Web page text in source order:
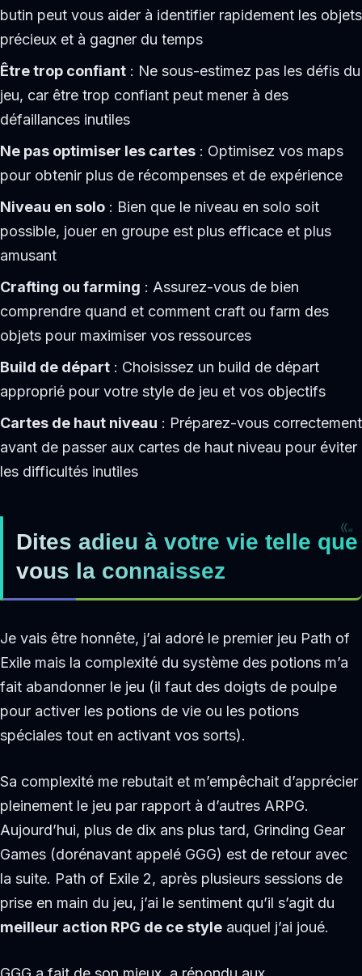
butin peut vous aider à identifier rapidement les objets
précieux et à gagner du temps
Être trop confiant : Ne sous-estimez pas les défis du
jeu, car être trop confiant peut mener à des
défaillances inutiles
Ne pas optimiser les cartes : Optimisez vos maps
pour obtenir plus de récompenses et de expérience
Niveau en solo : Bien que le niveau en solo soit
possible, jouer en groupe est plus efficace et plus
amusant
Crafting ou farming : Assurez-vous de bien
comprendre quand et comment craft ou farm des
objets pour maximiser vos ressources
Build de départ : Choisissez un build de départ
approprié pour votre style de jeu et vos objectifs
Cartes de haut niveau : Préparez-vous correctement
avant de passer aux cartes de haut niveau pour éviter
les difficultés inutiles
Dites adieu à votre vie telle que
vous la connaissez
Je vais être honnête, j’ai adoré le premier jeu Path of
Exile mais la complexité du système des potions m’a
fait abandonner le jeu (il faut des doigts de poulpe
pour activer les potions de vie ou les potions
spéciales tout en activant vos sorts).
Sa complexité me rebutait et m’empêchait d’apprécier
pleinement le jeu par rapport à d’autres ARPG.
Aujourd’hui, plus de dix ans plus tard, Grinding Gear
Games (dorénavant appelé GGG) est de retour avec
la suite. Path of Exile 2, après plusieurs sessions de
prise en main du jeu, j’ai le sentiment qu’il s’agit du
meilleur action RPG de ce style auquel j’ai joué.